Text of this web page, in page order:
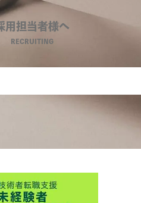
用担当者様へ
RECRUITING
ャリア